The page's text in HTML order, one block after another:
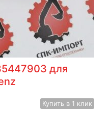
для
Купить в 1 клик